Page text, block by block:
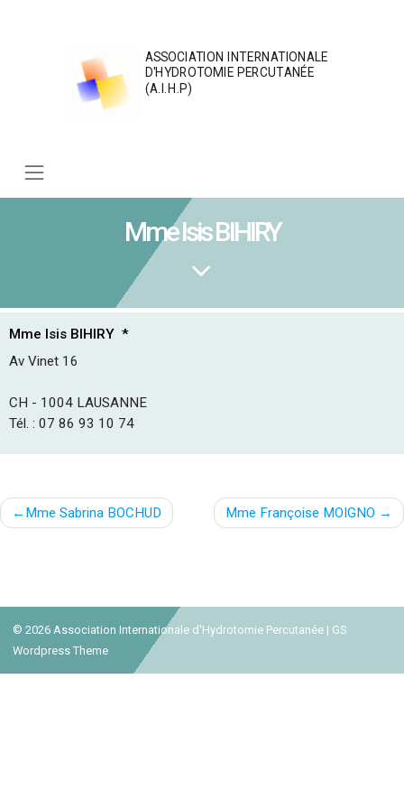
ASSOCIATION INTERNATIONALE
D'HYDROTOMIE PERCUTANÉE
(A.I.H.P)
Mme Isis BIHIRY
Mme Isis BIHIRY *
Av Vinet 16
CH - 1004 LAUSANNE
Tél. : 07 86 93 10 74
Navigation
de
Mme Sabrina BOCHUD Mme Françoise MOIGNO
© 2026 Association Internationale d'Hydrotomie Percutanée| GS
Wordpress Theme